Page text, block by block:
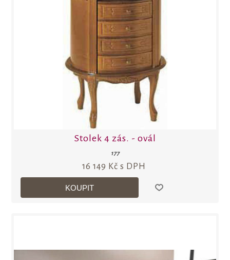
Stolek 4 zás. - ovál
177
16 149 Kč s DPH